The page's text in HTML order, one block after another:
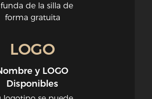
de la silla de
forma gratuita
LOGO
y LOGO
Disponibles